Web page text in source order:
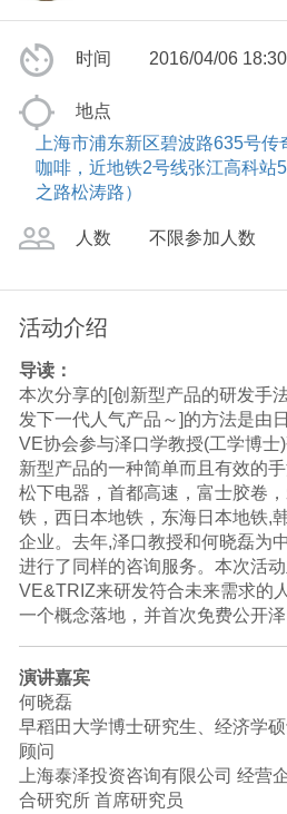
时间 2016/04/06
地点
上海市浦东新区碧波路635号传
咖啡，近地铁2号线张江高科站
之路松涛路）
人数 不限参加人数
活动介绍
导读：
本次分享的[创新型产品的研发手
发下一代人气产品～]的方法是由
VE协会参与泽口学教授(工学博士
新型产品的一种简单而且有效的
松下电器，首都高速，富士胶卷
铁，西日本地铁，东海日本地铁,
企业。去年,泽口教授和何晓磊为
进行了同样的咨询服务。本次活
VE&TRIZ来研发符合未来需求的
一个概念落地，并首次免费公开
演讲嘉宾
何晓磊
早稻田大学博士研究生、经济学
顾问
上海泰泽投资咨询有限公司 经营
合研究所 首席研究员